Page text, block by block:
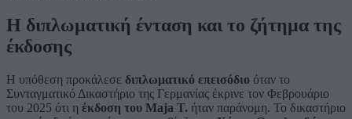
Η διπλωματική ένταση και το ζήτημα της
έκδοσης
Η υπόθεση προκάλεσε διπλωματικό επεισόδιο όταν το
Συνταγματικό Δικαστήριο της Γερμανίας έκρινε τον Φεβρουάριο
του 2025 ότι η έκδοση του Maja T. ήταν παράνομη. Το δικαστήριο